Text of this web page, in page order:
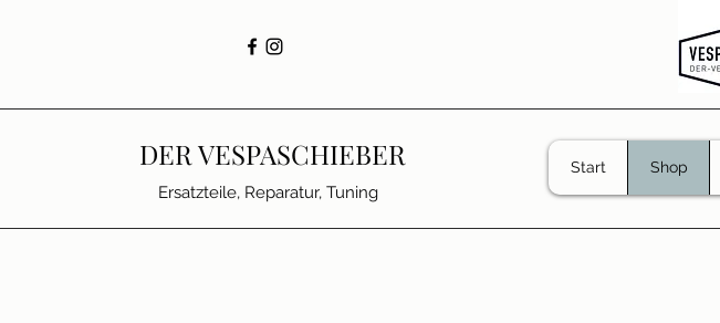
DER VESPASCHIEBER Start Shop
Ersatzteile, Reparatur, Tuning